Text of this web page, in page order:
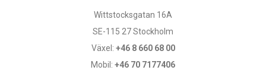
Wittstocksgatan 16A
SE-115 27 Stockholm
Växel: +46 8 660 68 00
Mobil: +46 70 7177406